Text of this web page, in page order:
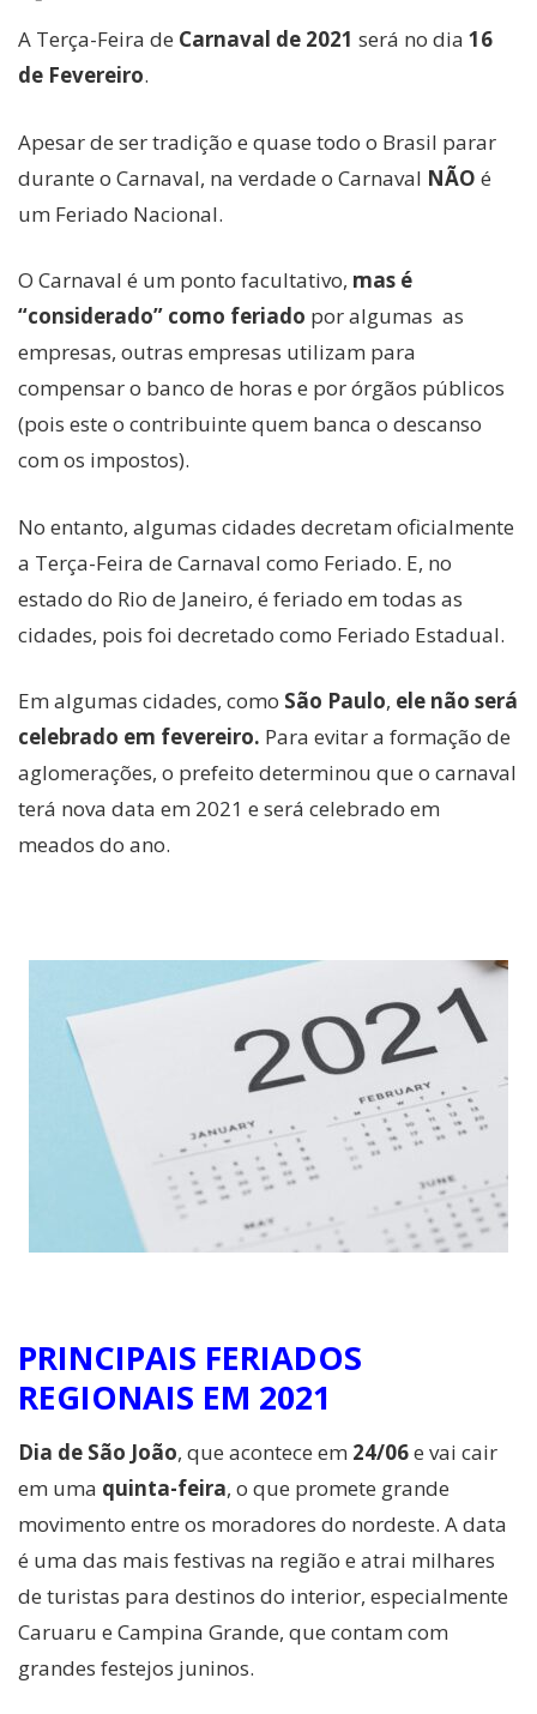
A Terça-Feira de Carnaval de 2021 será no dia 16
de Fevereiro.
Apesar de ser tradição e quase todo o Brasil parar
durante o Carnaval, na verdade o Carnaval NÃO é
um Feriado Nacional.
O Carnaval é um ponto facultativo, mas é
“considerado” como feriado por algumas as
empresas, outras empresas utilizam para
compensar o banco de horas e por órgãos públicos
(pois este o contribuinte quem banca o descanso
com os impostos).
No entanto, algumas cidades decretam oficialmente
a Terça-Feira de Carnaval como Feriado. E, no
estado do Rio de Janeiro, é feriado em todas as
cidades, pois foi decretado como Feriado Estadual.
Em algumas cidades, como São Paulo, ele não será
celebrado em fevereiro. Para evitar a formação de
aglomerações, o prefeito determinou que o carnaval
terá nova data em 2021 e será celebrado em
meados do ano.
PRINCIPAIS FERIADOS
REGIONAIS EM 2021
Dia de São João, que acontece em 24/06e vai cair
em uma quinta-feira, o que promete grande
movimento entre os moradores do nordeste. A data
é uma das mais festivas na região e atrai milhares
de turistas para destinos do interior, especialmente
Caruaru e Campina Grande, que contam com
grandes festejos juninos.